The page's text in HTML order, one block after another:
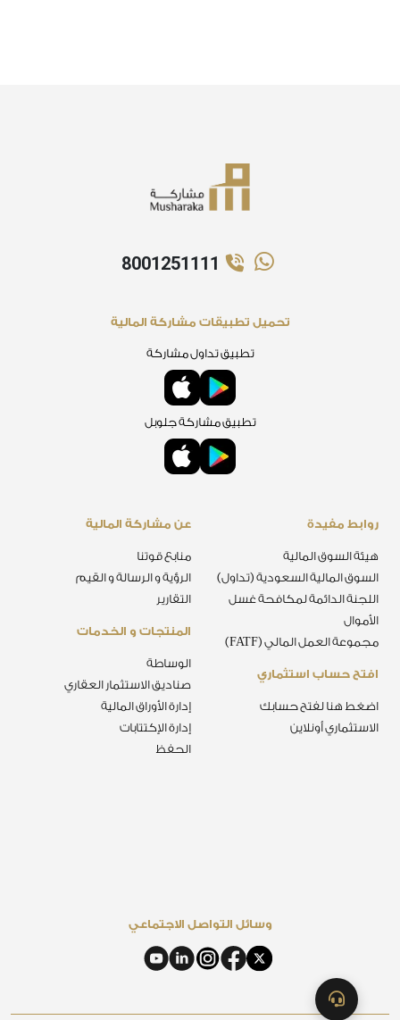
8001251111
المنتجات و الخدمات
الوساطة
صناديق الاستثمار العقاري
إدارة الأوراق المالية
إدارة الإكتتابات
الحفظ
عن مشاركة المالية
منابع قوتنا
الرؤية و الرسالة و القيم
التقارير
افتح حساب استثماري
اضغط هنا لفتح حسابك
الاستثماري أونلاين
روابط مفيدة
هيئة السوق المالية
السوق المالية السعودية (تداول)
اللجنة الدائمة لمكافحة غسل
الأموال
مجموعة العمل المالي (FATF)
تحميل تطبيقات مشاركة المالية
تطبيق تداول مشاركة
تطبيق مشاركة جلوبل
وسائل التواصل الاجتماعي